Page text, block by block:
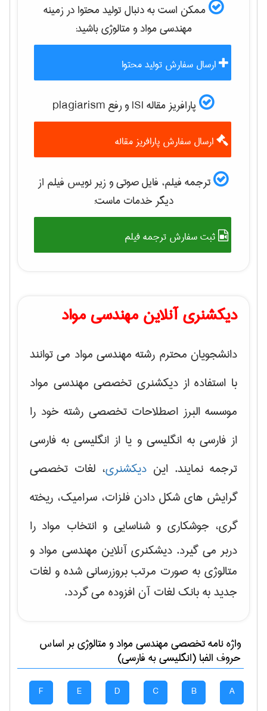
ممکن است به دنبال تولید محتوا در زمینه
مهندسی مواد و متالوژیباشید:
ارسال سفارش تولید محتوا
پارافریز مقاله ISI و رفع plagiarism
ارسال سفارش پارافریز مقاله
ترجمه فیلم، فایل صوتی و زیر نویس فیلم از
دیگر خدمات ماست:
ثبت سفارش ترجمه فیلم
دیکشنری آنلاین مهندسی مواد
دانشجویان محترم رشته مهندسی مواد می توانند
با استفاده از دیکشنری تخصصی مهندسی مواد
موسسه البرز اصطلاحات تخصصی رشته خود را
از فارسی به انگلیسی و یا از انگلیسی به فارسی
ترجمه نمایند. این دیکشنری، لغات تخصصی
گرایش های شکل دادن فلزات، سرامیک، ریخته
گری، جوشکاری و شناسایی و انتخاب مواد را
دربر می گیرد. دیشکنری آنلاین مهندسی مواد و
متالوژی به صورت مرتب بروزرسانی شده و لغات
جدید به بانک لغات آن افزوده می گردد.
واژه نامه تخصصیمهندسی مواد و متالوژیبر اساس
حروف الفبا (انگلیسی به فارسی)
A
B
C
D
E
F